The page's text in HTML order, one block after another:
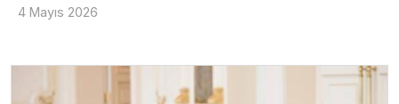
4 Mayıs 2026